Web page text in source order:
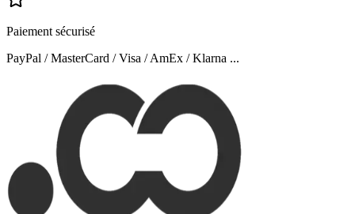
Paiement sécurisé
PayPal / MasterCard / Visa / AmEx / Klarna ...